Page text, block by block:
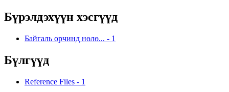
Бүрэлдэхүүн хэсгүүд
Байгаль орчинд нөлө... - 1
Бүлгүүд
Reference Files - 1